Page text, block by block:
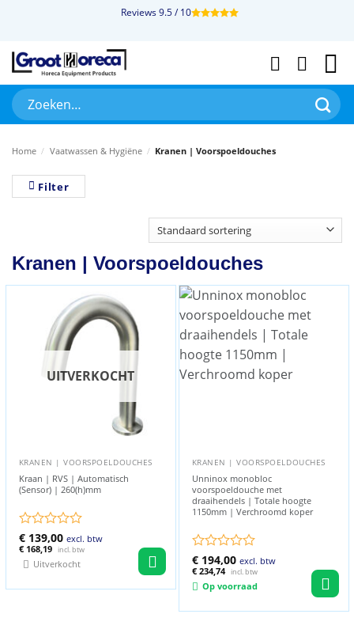
inhoud
Reviews 9.5 / 10
Zoeken
naar:
Home / Vaatwassen & Hygiëne / Kranen | Voorspoeldouches
Filter
Kranen | Voorspoeldouches
UITVERKOCHT
KRANEN | VOORSPOELDOUCHES
Kraan | RVS | Automatisch
(Sensor) | 260(h)mm
Gewaardeerd
0
uit
€139,00 excl. btw
€168,19 incl. btw
Uitverkocht
KRANEN | VOORSPOELDOUCHES
Unninox monobloc
voorspoeldouche met
draaihendels | Totale hoogte
1150mm | Verchroomd koper
Gewaardeerd
0
uit
€194,00 excl. btw
€234,74 incl. btw
Op voorraad